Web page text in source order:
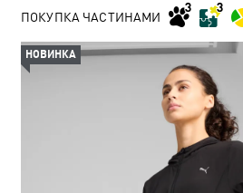
ПОКУПКА ЧАСТИНАМИ
НОВИНКА